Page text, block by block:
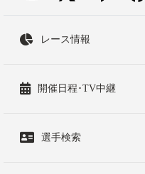
レース情報
開催日程･TV中継
選手検索